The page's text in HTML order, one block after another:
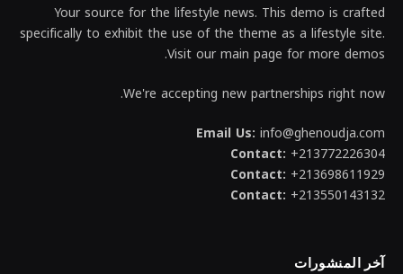
Your source for the lifestyle news. This demo is crafted
specifically to exhibit the use of the theme as a lifestyle site.
Visit our main page for more demos.
We're accepting new partnerships right now.
Email Us: info@ghenoudja.com
Contact: +213772226304
Contact: +213698611929
Contact: +213550143132
آخر المنشورات